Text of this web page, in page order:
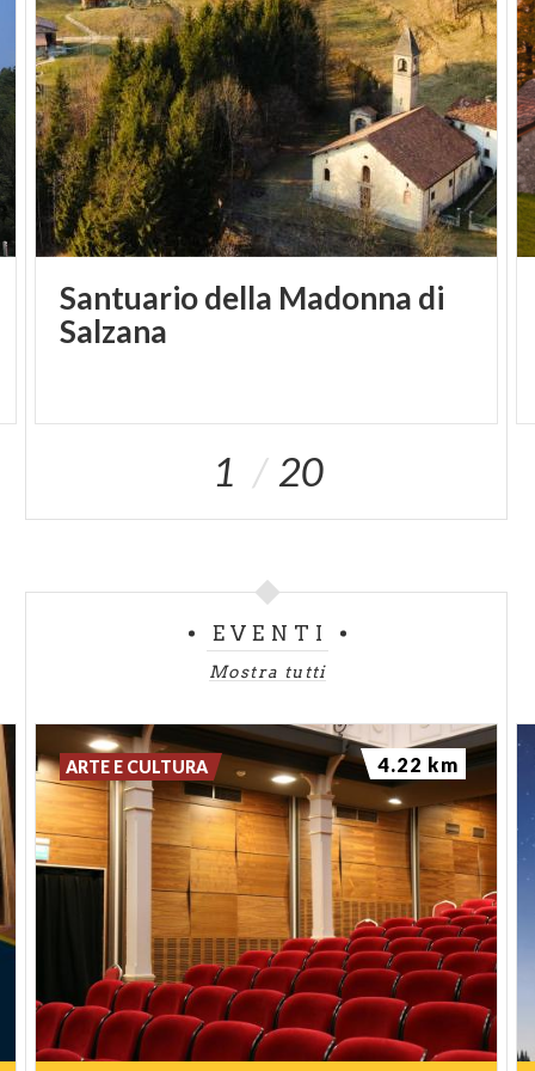
Santuario della Madonna di
Salzana
1 20
EVENTI
Mostra tutti
ARTE E CULTURA 4.22 km